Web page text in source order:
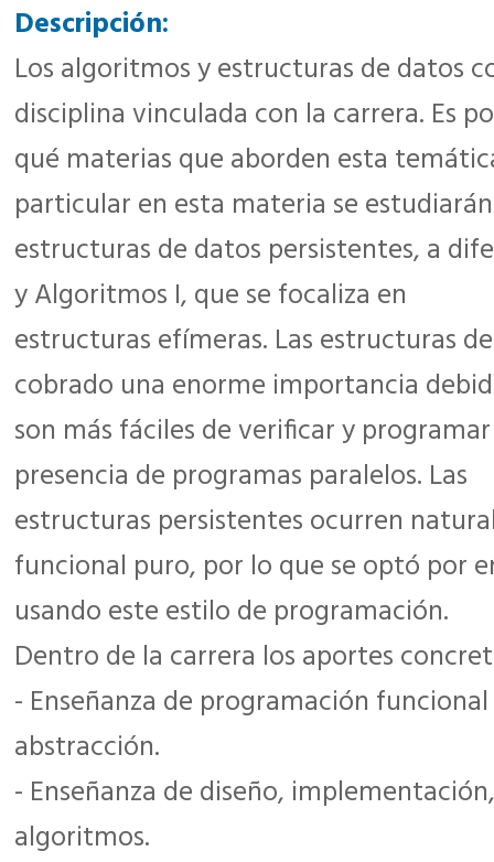
Descripción:
Los algoritmos y estructuras de datos
disciplina vinculada con la carrera. Es
qué materias que aborden esta
particular en esta materia se
estructuras de datos persistentes, a
y Algoritmos I, que se focaliza en
estructuras efímeras. Las estructuras
cobrado una enorme importancia
son más fáciles de verificar y
presencia de programas paralelos. Las
estructuras persistentes ocurren
funcional puro, por lo que se optó por
usando este estilo de programación.
Dentro de la carrera los aportes
- Enseñanza de programación
abstracción.
- Enseñanza de diseño,
algoritmos.